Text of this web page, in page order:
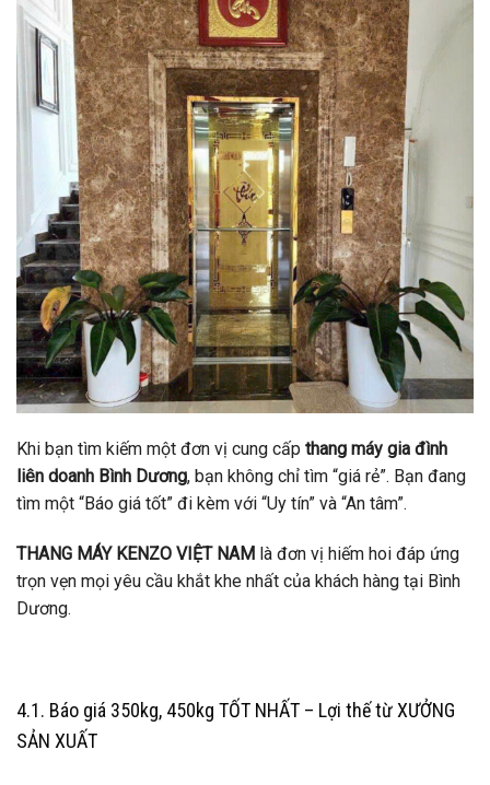
Khi bạn tìm kiếm một đơn vị cung cấp thang máy gia đình
liên doanh Bình Dương, bạn không chỉ tìm “giá rẻ”. Bạn đang
tìm một “Báo giá tốt” đi kèm với “Uy tín” và “An tâm”.
THANG MÁY KENZO VIỆT NAM là đơn vị hiếm hoi đáp ứng
trọn vẹn mọi yêu cầu khắt khe nhất của khách hàng tại Bình
Dương.
4.1. Báo giá 350kg, 450kg TỐT NHẤT – Lợi thế từ XƯỞNG
SẢN XUẤT